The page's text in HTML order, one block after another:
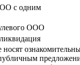
с одним
ООО